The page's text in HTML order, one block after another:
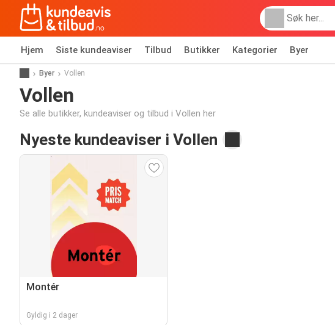
Hjem Siste kundeaviser Tilbud Butikker Kategorier Byer
Byer Vollen
Vollen
Se alle butikker, kundeaviser og tilbud i Vollen her
Nyeste kundeaviser i Vollen
Montér
Gyldig i 2 dager